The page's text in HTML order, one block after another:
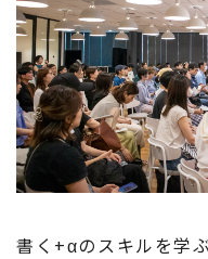
書く+αのスキルを学